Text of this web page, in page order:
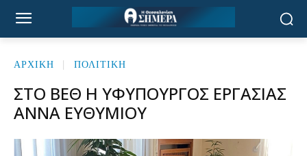
ΑΡΧΙΚΉ ΠΟΛΙΤΙΚΗ
ΣΤΟ ΒΕΘ Η ΥΦΥΠΟΥΡΓΌΣ ΕΡΓΑΣΊΑΣ
ΆΝΝΑ ΕΥΘΥΜΊΟΥ